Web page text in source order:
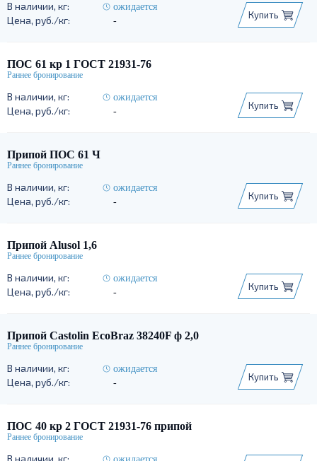
ожидается
-
Купить
ПОС 61 кр 1 ГОСТ 21931-76
ожидается
-
Купить
Припой ПОС 61 Ч
ожидается
-
Купить
Припой Alusol 1,6
ожидается
-
Купить
Припой Castolin EcoBraz 38240F ф 2,0
ожидается
-
Купить
ПОС 40 кр 2 ГОСТ 21931-76 припой